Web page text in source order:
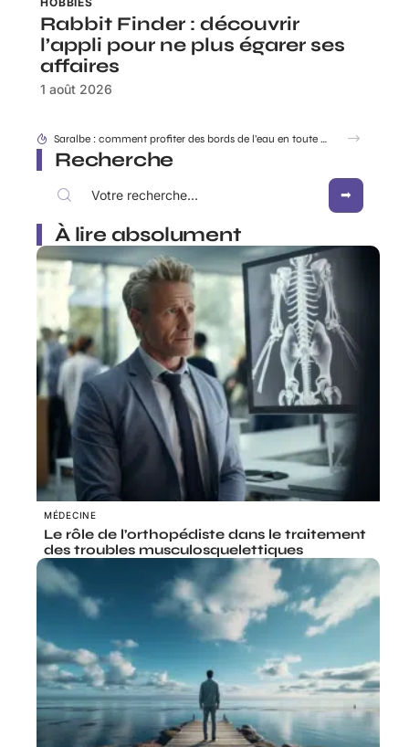
Rabbit Finder : découvrir
l’appli pour ne plus égarer ses
affaires
1 août 2026
Dracaufeu carte Rare ou ultra rare : quelles différences pour les collectionneurs ?
Recherche
À lire absolument
MÉDECINE
Le rôle de l’orthopédiste dans le traitement
des troubles musculosquelettiques